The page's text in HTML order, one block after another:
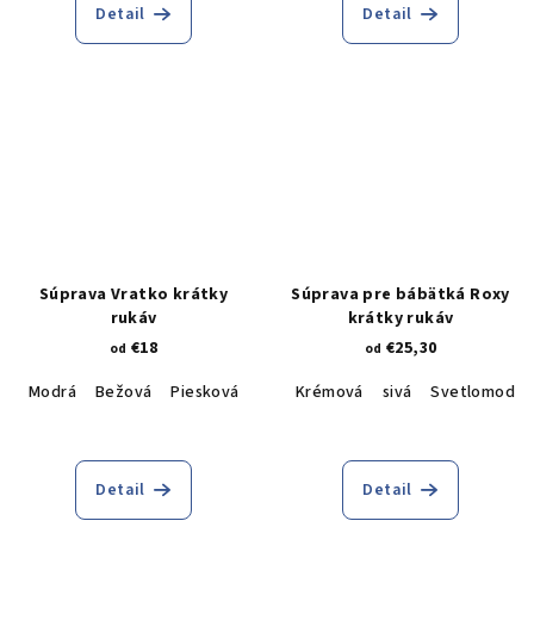
Detail Detail
Súprava Vratko krátky
rukáv
od €18
Modrá
Bežová Piesková Smotanová
Detail
Súprava pre bábätká Roxy
krátky rukáv
od €25,30
Krémová
sivá Svetlomodrá
Detail